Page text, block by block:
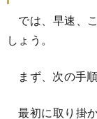
では、早速、
しょう。
まず、次の手
最初に取り掛